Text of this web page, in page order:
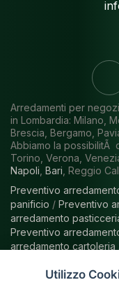
Arredamenti per
in Lombardia: Milano,
Brescia, Bergamo,
Abbiamo la possibilitÃ
Torino, Verona,
Napoli Bari , Reggio
Preventivo
panificio / Preventivo
arredamento
Preventivo
arredamento cartoleria
Utilizzo